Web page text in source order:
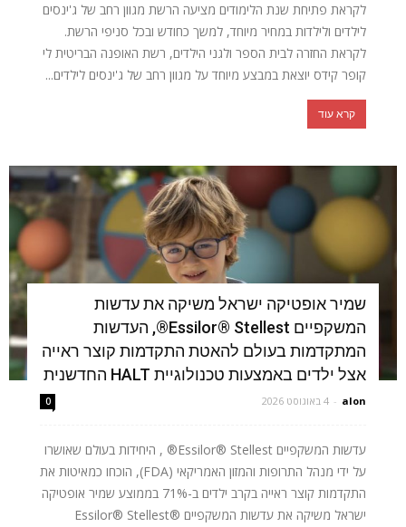
לקראת פתיחת שנת הלימודים מציעה הרשת מגוון רחב של ג'ינסים
לילדים ולילדות במחיר מיוחד, למשך כחודש ובכל סניפי הרשת.
לקראת החזרה לבית הספר ולגני הילדים, רשת האופנה הבריטית לי
קופר קידס יוצאת במבצע מיוחד על מגוון רחב של ג'ינסים לילדים...
קרא עוד
שמיר אופטיקה ישראל משיקה את עדשות
המשקפיים Essilor® Stellest®, העדשות
המתקדמות בעולם להאטת התקדמות קוצר ראייה
אצל ילדים באמצעות טכנולוגיית HALT החדשנית
alon
- 4 באוגוסט 2026 0
עדשות המשקפיים Essilor® Stellest® , היחידות בעולם שאושרו
על ידי מנהל התרופות והמזון האמריקאי (FDA), הוכחו כמאיטות את
התקדמות קוצר ראייה בקרב ילדים ב-71% בממוצע שמיר אופטיקה
ישראל משיקה את עדשות המשקפיים ®Essilor® Stellest